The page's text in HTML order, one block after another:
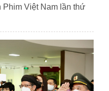
Phim Việt Nam lần thứ